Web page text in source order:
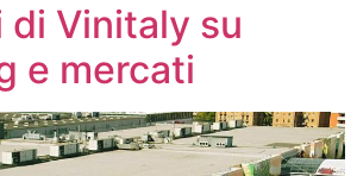
di Vinitaly su
e mercati